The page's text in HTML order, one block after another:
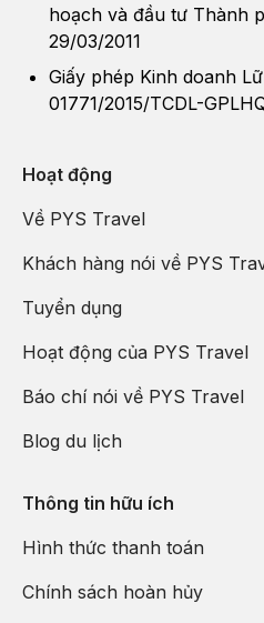
Tại đây bạn còn có cơ hội
diễn nhào lộn dưới nước
(option tự phí). Đây sẽ là
giới tự nhiên, nghệ thuật
Đảo hoặc tương tự.
khách phải chấp nhận
đổi phải dựa trên tính khả
Quy định chung của
12h00 - 14h00, trả phòng
hoạch và đầu tư Thành
29/03/2011
Giấy phép Kinh doanh
01771/2015/TCDL-
Hoạt động
Về PYS Travel
Khách hàng nói về PYS
Tuyển dụng
Hoạt động của PYS Travel
Báo chí nói về PYS Travel
Blog du lịch
Thông tin hữu ích
Hình thức thanh toán
Chính sách hoàn hủy